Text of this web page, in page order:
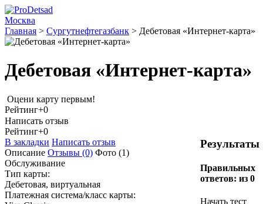
Москва
Главная > Сургутнефтегазбанк > Дебетовая «Интернет-карта»
Дебетовая «Интернет-карта»
Оцени карту первым!
Рейтинг+0
Написать отзыв
Результаты
Правильных
ответов: из 0
Начать тест
Рейтинг+0
В закладки Написать отзыв
Описание Отзывы (0) Фото (1)
Обслуживание
Тип карты:
Дебетовая, виртуальная
Платежная система/класс карты: